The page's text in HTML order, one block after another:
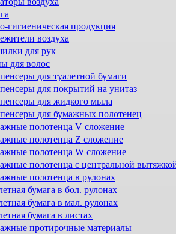
гигиеническая продукция
воздуха
для рук
для волос
для туалетной бумаги
для покрытий на унитаз
для жидкого мыла
для бумажных полотенец
полотенца V сложение
полотенца Z сложение
полотенца W сложение
полотенца с центральной
полотенца в рулонах
бумага в бол. рулонах
бумага в мал. рулонах
бумага в листах
протирочные материалы